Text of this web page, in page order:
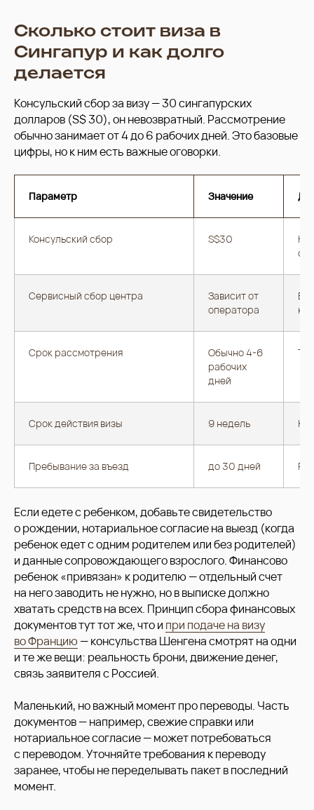
Сколько стоит виза в
Сингапур и как долго
делается
Консульский сбор за визу — 30 сингапурских
долларов (S$ 30), он невозвратный. Рассмотрение
обычно занимает от 4 до 6 рабочих дней. Это базовые
цифры, но к ним есть важные оговорки.
Параметр Значение
Консульский сбор S$30
Сервисный сбор центра
Зависит от
оператора
В
Срок рассмотрения
Обычно 4-6
рабочих
дней
Срок действия визы 9 недель
Пребывание за въезд до 30 дней
Если едете с ребенком, добавьте свидетельство
о рождении, нотариальное согласие на выезд (когда
ребенок едет с одним родителем или без родителей)
и данные сопровождающего взрослого. Финансово
ребенок «привязан» к родителю — отдельный счет
на него заводить не нужно, но в выписке должно
хватать средств на всех. Принцип сбора финансовых
документов тут тот же, что и при подаче на визу
во Францию — консульства Шенгена смотрят на одни
и те же вещи: реальность брони, движение денег,
связь заявителя с Россией.
Маленький, но важный момент про переводы. Часть
документов — например, свежие справки или
нотариальное согласие — может потребоваться
с переводом. Уточняйте требования к переводу
заранее, чтобы не переделывать пакет в последний
момент.